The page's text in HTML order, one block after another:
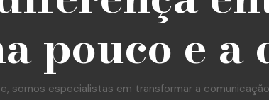
pouco e
somos especialistas em transformar a